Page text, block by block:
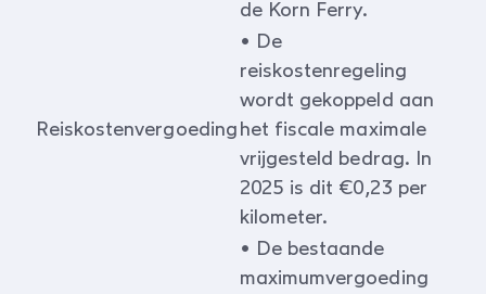
de Korn Ferry.
Reiskostenvergoeding
• De
reiskostenregeling
wordt gekoppeld aan
het fiscale maximale
vrijgesteld bedrag. In
2025 is dit €0,23 per
kilometer.
• De bestaande
maximumvergoeding